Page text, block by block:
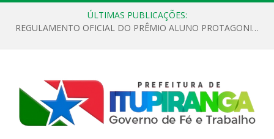
ÚLTIMAS PUBLICAÇÕES:
REGULAMENTO OFICIAL DO PRÊMIO ALUNO PROTAGONISTA – EDIÇÃO 2026